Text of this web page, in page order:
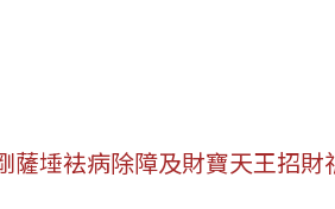
埵袪病除障及財寶天王招財